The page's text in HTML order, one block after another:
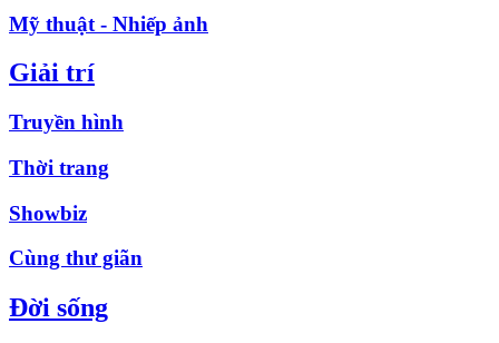
Mỹ thuật - Nhiếp ảnh
Giải trí
Truyền hình
Thời trang
Showbiz
Cùng thư giãn
Đời sống